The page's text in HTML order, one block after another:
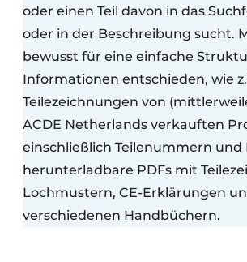
oder einen Teil davon in das
oder in der Beschreibung sucht.
bewusst für eine einfache
Informationen entschieden, wie
Teilezeichnungen von
ACDE Netherlands verkauften
einschließlich Teilenummern und
herunterladbare PDFs mit
Lochmustern, CE-Erklärungen
verschiedenen Handbüchern.